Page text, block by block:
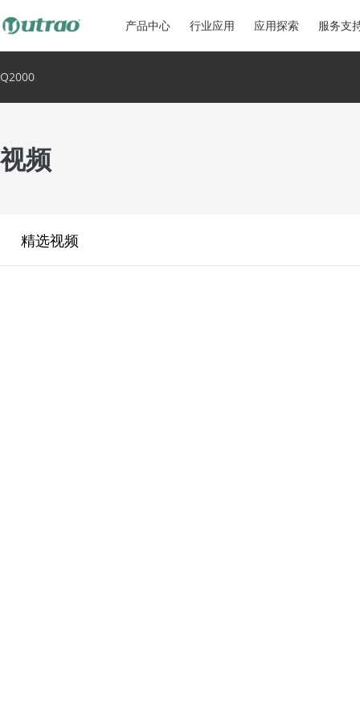
产品中心 行业应用 应用探索 服务支
Q2000
视频
精选视频